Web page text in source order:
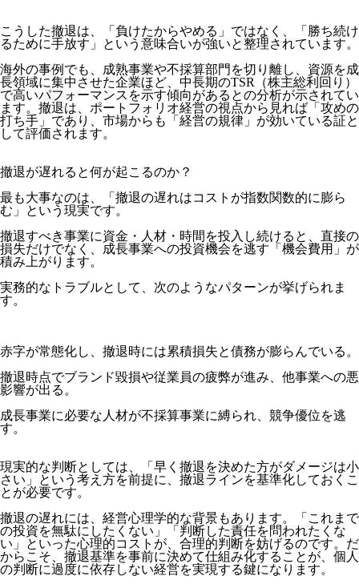
こうした撤退は、「負けたからやめる」ではなく、「勝ち続け
るために手放す」という意味合いが強いと整理されています。
海外の事例でも、成熟事業や不採算部門を切り離し、資源を成
長領域に集中させた企業ほど、中長期のTSR（株主総利回り）
で高いパフォーマンスを示す傾向があるとの分析が示されてい
ます。撤退は、ポートフォリオ経営の視点から見れば「攻めの
打ち手」であり、市場からも「経営の規律」が効いている証と
して評価されます。
撤退が遅れると何が起こるのか？
最も大事なのは、「撤退の遅れはコストが指数関数的に膨ら
む」という現実です。
撤退すべき事業に資金・人材・時間を投入し続けると、直接の
損失だけでなく、成長事業への投資機会を逃す「機会費用」が
積み上がります。
実務的なトラブルとして、次のようなパターンが挙げられま
す。
赤字が常態化し、撤退時には累積損失と債務が膨らんでいる。
撤退時点でブランド毀損や従業員の疲弊が進み、他事業への悪
影響が出る。
成長事業に必要な人材が不採算事業に縛られ、競争優位を逃
す。
現実的な判断としては、「早く撤退を決めた方がダメージは小
さい」という考え方を前提に、撤退ラインを基準化しておくこ
とが必要です。
撤退の遅れには、経営心理学的な背景もあります。「これまで
の投資を無駄にしたくない」「判断した責任を問われたくな
い」といった心理的コストが、合理的判断を妨げるのです。だ
からこそ、撤退基準を事前に決めて仕組み化することが、個人
の判断に過度に依存しない経営を実現する鍵になります。